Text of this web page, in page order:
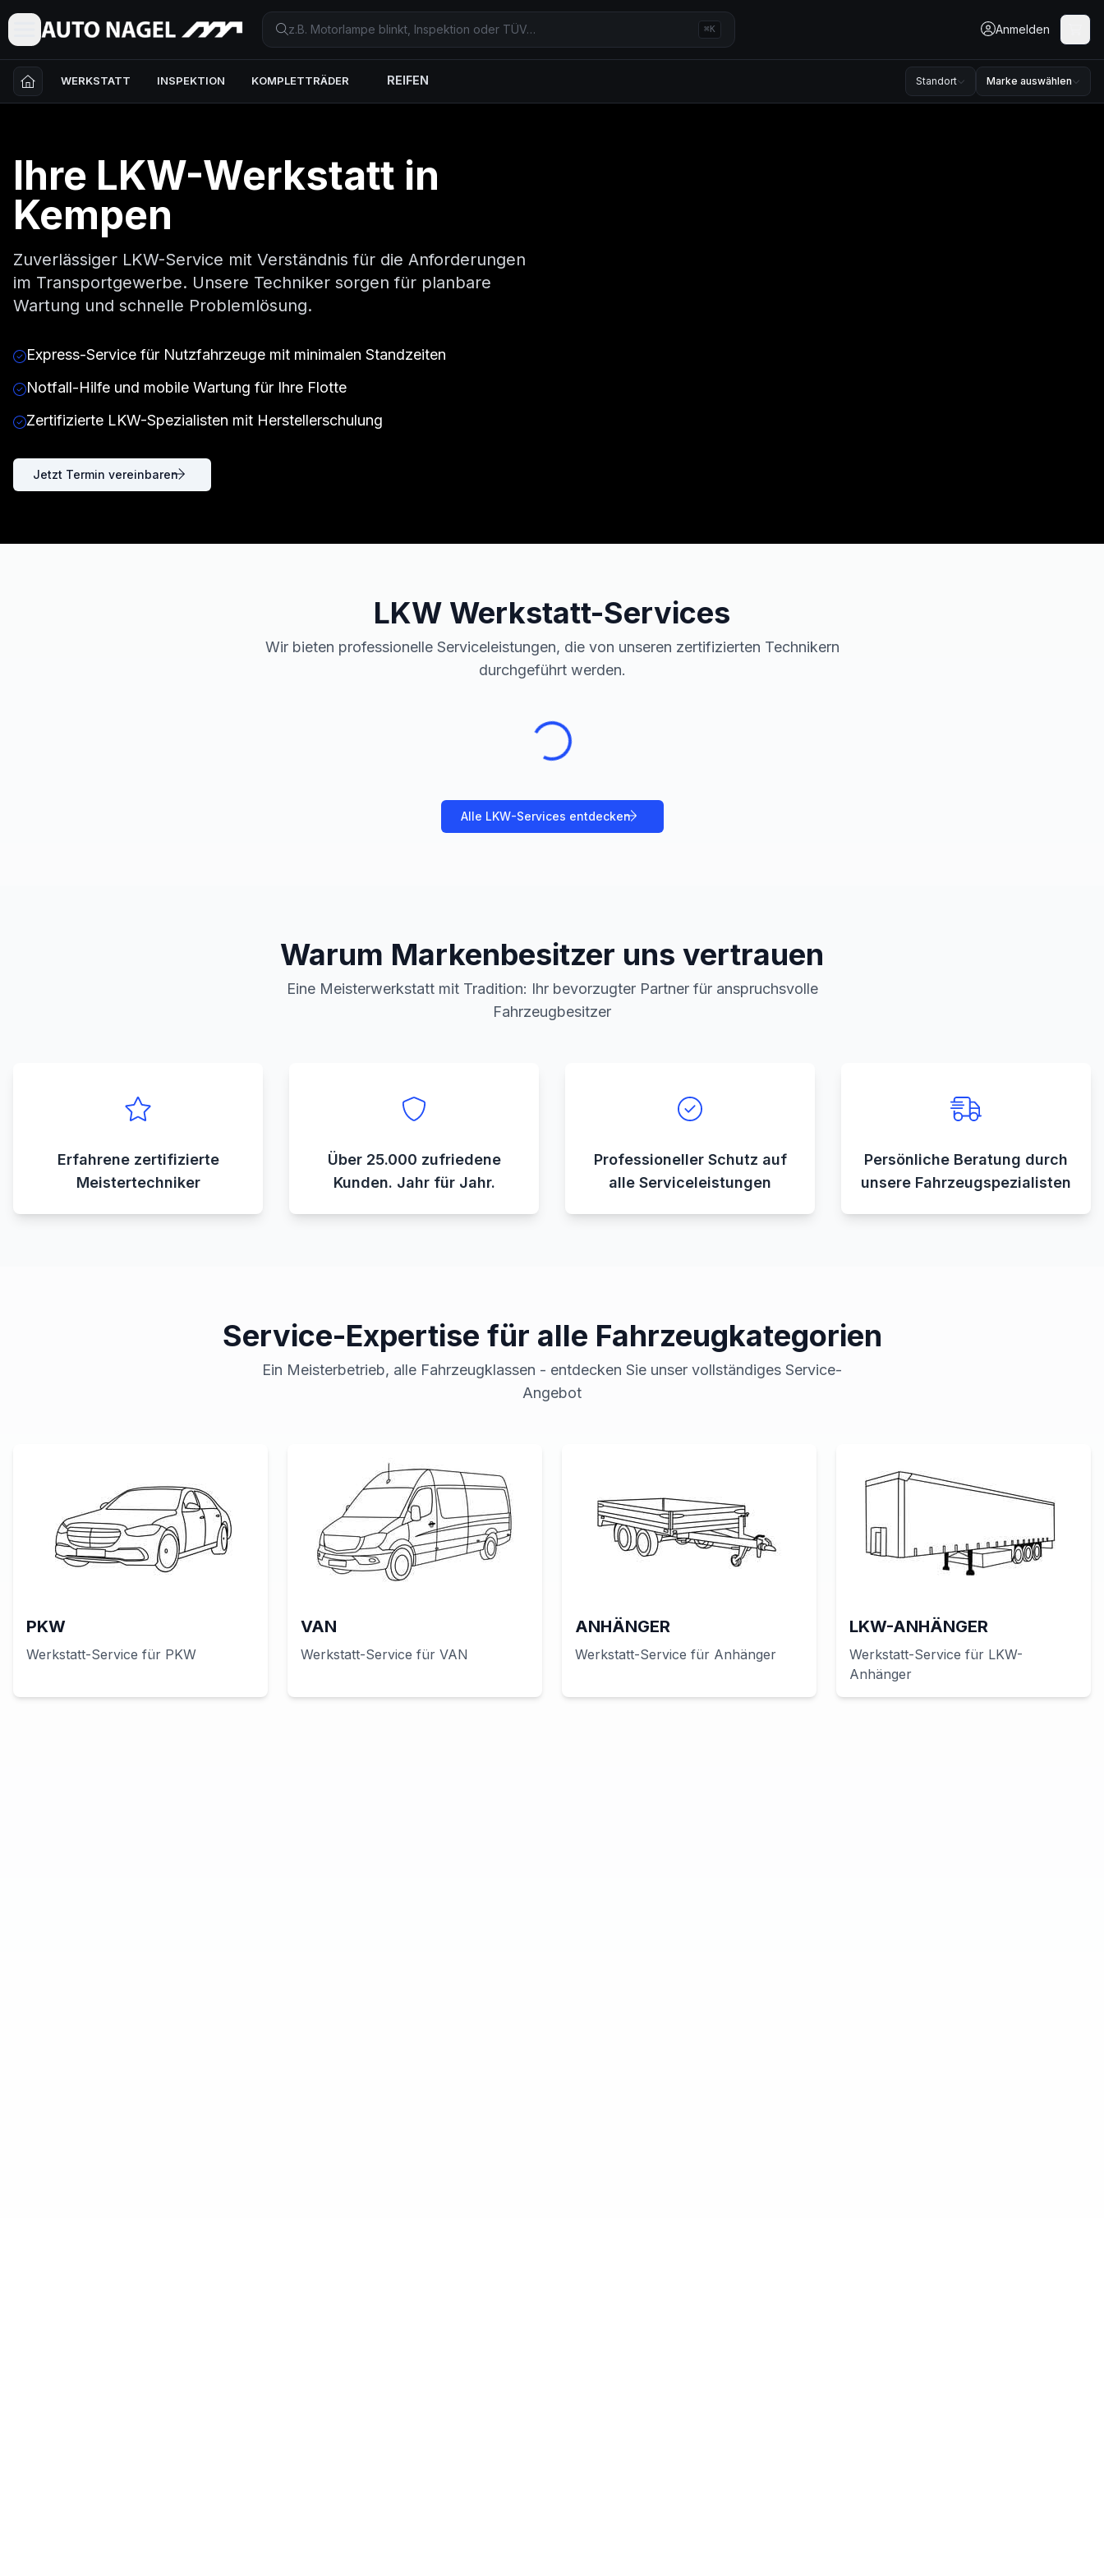
⌘K Anmelden
WERKSTATT INSPEKTION KOMPLETTRÄDER REIFEN Standort Marke auswählen
Ihre LKW-Werkstatt in
Kempen
Zuverlässiger LKW-Service mit Verständnis für die Anforderungen
im Transportgewerbe. Unsere Techniker sorgen für planbare
Wartung und schnelle Problemlösung.
Express-Service für Nutzfahrzeuge mit minimalen Standzeiten
Notfall-Hilfe und mobile Wartung für Ihre Flotte
Zertifizierte LKW-Spezialisten mit Herstellerschulung
Jetzt Termin vereinbaren
LKW Werkstatt-Services
Wir bieten professionelle Serviceleistungen, die von unseren zertifizierten Technikern
durchgeführt werden.
Alle LKW-Services entdecken
Warum Markenbesitzer uns vertrauen
Eine Meisterwerkstatt mit Tradition: Ihr bevorzugter Partner für anspruchsvolle
Fahrzeugbesitzer
Erfahrene zertifizierte
Meistertechniker
Über 25.000 zufriedene
Kunden. Jahr für Jahr.
Professioneller Schutz auf
alle Serviceleistungen
Persönliche Beratung durch
unsere Fahrzeugspezialisten
Service-Expertise für alle Fahrzeugkategorien
Ein Meisterbetrieb, alle Fahrzeugklassen - entdecken Sie unser vollständiges Service-
Angebot
PKW
Werkstatt-Service für PKW
VAN
Werkstatt-Service für VAN
ANHÄNGER
Werkstatt-Service für Anhänger
LKW-ANHÄNGER
Werkstatt-Service für LKW-
Anhänger